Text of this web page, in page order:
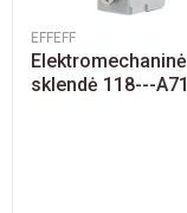
EFFEFF
Elektromechaninė
sklendė 118---A71